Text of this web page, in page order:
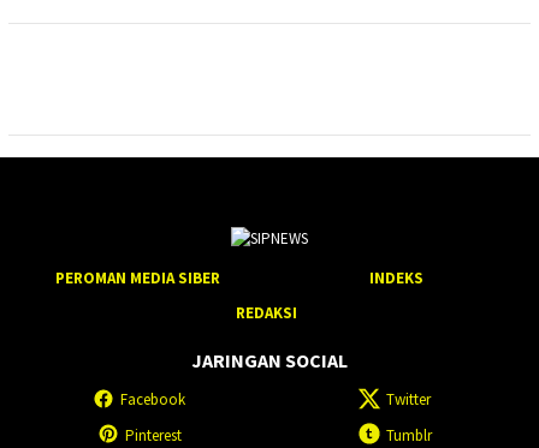
PEROMAN MEDIA SIBER
INDEKS
REDAKSI
JARINGAN SOCIAL
Facebook
Twitter
Pinterest
Tumblr